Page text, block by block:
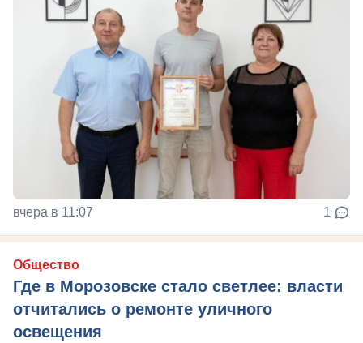
вчера в 11:07 1
Общество
Где в Морозовске стало светлее: власти
отчитались о ремонте уличного
освещения